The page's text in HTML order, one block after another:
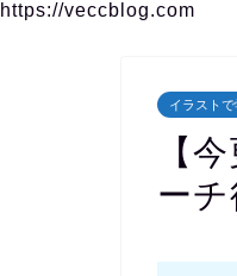
https://veccblog.com
イラスト
【
ー